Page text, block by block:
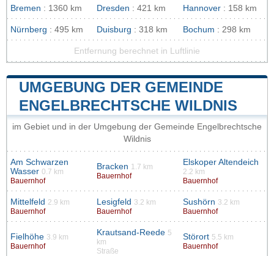
Bremen : 1360 km Dresden : 421 km Hannover : 158 km
Nürnberg : 495 km Duisburg : 318 km Bochum : 298 km
Entfernung berechnet in Luftlinie
UMGEBUNG DER GEMEINDE
ENGELBRECHTSCHE WILDNIS
im Gebiet und in der Umgebung der Gemeinde Engelbrechtsche
Wildnis
Am Schwarzen
Wasser 0.7 km
Bauernhof
Bracken 1.7 km
Bauernhof
Elskoper Altendeich
2.2 km
Bauernhof
Mittelfeld 2.9 km
Bauernhof
Lesigfeld 3.2 km
Bauernhof
Sushörn 3.2 km
Bauernhof
Fielhöhe 3.9 km
Bauernhof
Krautsand-Reede 5
km
Straße
Störort 5.5 km
Bauernhof